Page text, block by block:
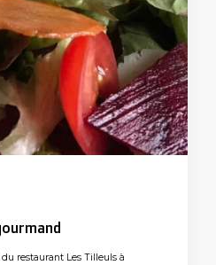
restaurant Les Tilleuls à